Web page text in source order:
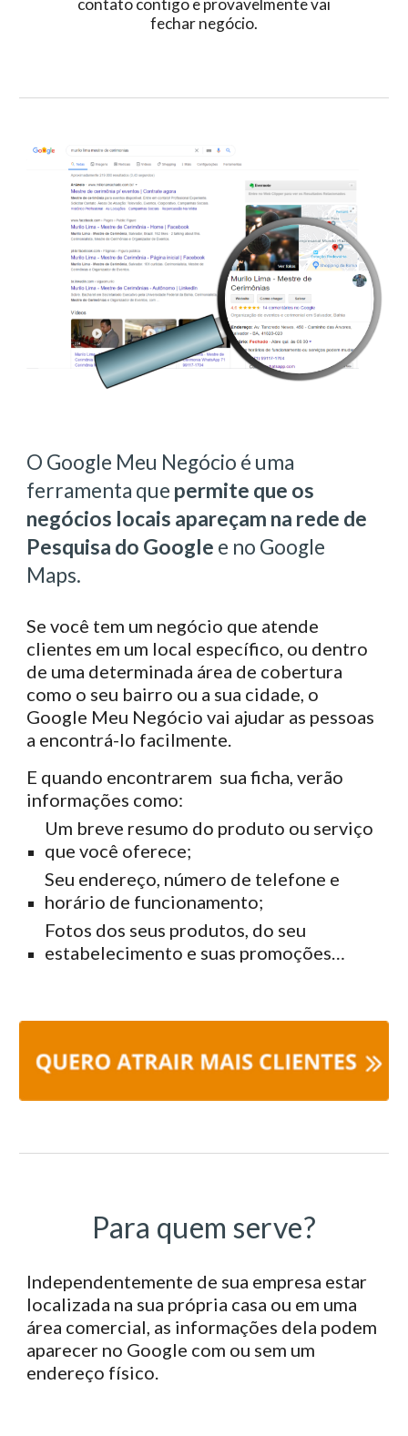
fechar negócio.
O Google Meu Negócio é uma
ferramenta que permite que os
negócios locais apareçam na rede de
Pesquisa do Google e no Google
Maps.
Se você tem um negócio que atende
clientes em um local específico, ou dentro
de uma determinada área de cobertura
como o seu bairro ou a sua cidade, o
Google Meu Negócio vai ajudar as pessoas
a encontrá-lo facilmente.
E quando encontrarem sua ficha, verão
informações como:
Um breve resumo do produto ou serviço
que você oferece;
Seu endereço, número de telefone e
horário de funcionamento;
Fotos dos seus produtos, do seu
estabelecimento e suas promoções…
Para quem serve?
Independentemente de sua empresa estar
localizada na sua própria casa ou em uma
área comercial, as informações dela podem
aparecer no Google com ou sem um
endereço físico.